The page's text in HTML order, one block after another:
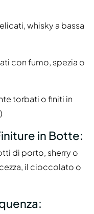
whisky a bassa
con fumo, spezia o
torbati o finiti in
in Botte:
di porto, sherry o
il cioccolato o